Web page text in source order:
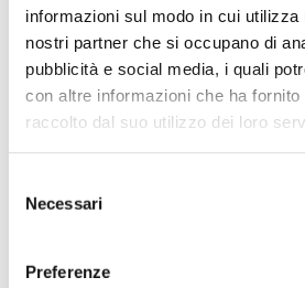
informazioni sul modo in cui
nostri partner che si occupano di
pubblicità e social media, i quali
con altre informazioni che ha
raccolto dal suo utilizzo dei loro
delNecessari
Preferenze
Procedura di scelta:
Affidamento ai sensi del
Aziendale per Lavori Servizi e
comma 7 d.lgs. 163/2006)
Aggiudicatario Nome:
NEIMAR IMPRESA EDILE DI